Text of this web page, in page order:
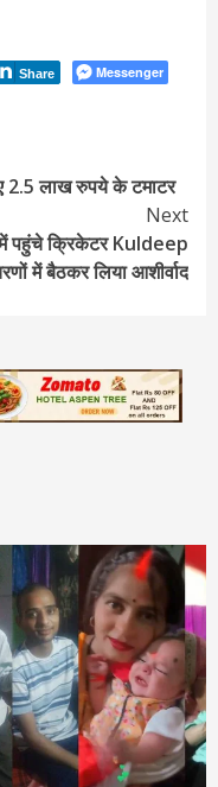
Share Messenger
2.5 लाख रुपये के टमाटर
Next
में पहुंचे क्रिकेटर Kuldeep
में बैठकर लिया आशीर्वाद